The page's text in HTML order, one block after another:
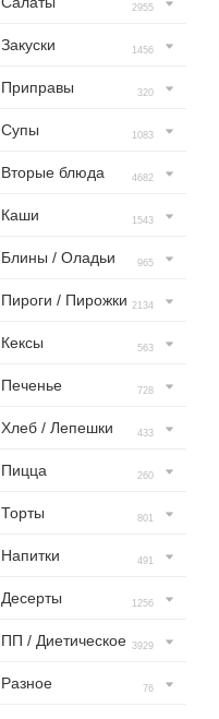
2955
Закуски 1456
Приправы 320
Супы 1083
Вторые блюда 4682
Каши 1543
Блины / Оладьи 965
Пироги / Пирожки 2134
Кексы 563
Печенье 728
Хлеб / Лепешки 433
Пицца 260
Торты 801
Напитки 491
Десерты 1256
ПП / Диетическое 3929
Разное 76